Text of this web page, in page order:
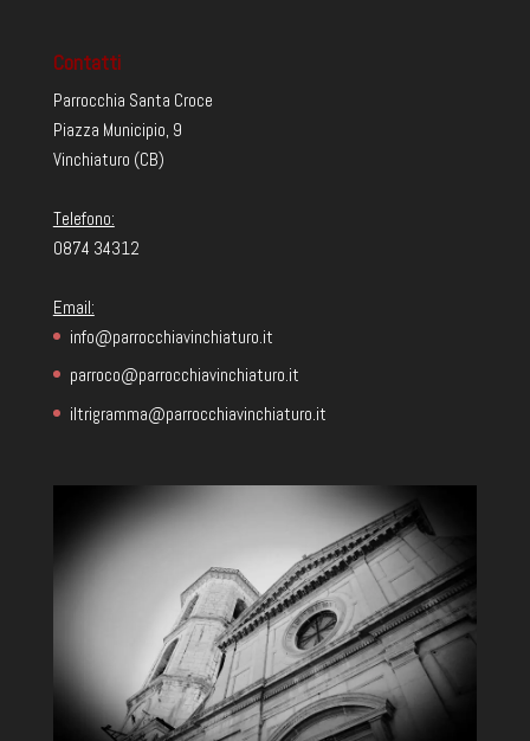
Contatti
Parrocchia Santa Croce
Piazza Municipio, 9
Vinchiaturo (CB)
Telefono:
0874 34312
Email:
info@parrocchiavinchiaturo.it
parroco@parrocchiavinchiaturo.it
iltrigramma@parrocchiavinchiaturo.it